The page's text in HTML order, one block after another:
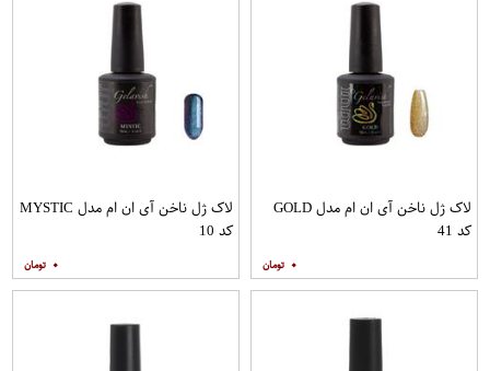
لاک ژل ناخن آی ان ام مدل GOLD
کد 41
۰
لاک ژل ناخن آی ان ام مدل MYSTIC
کد 10
۰